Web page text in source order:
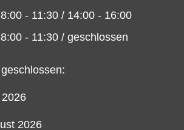
8:00 - 11:30 / 14:00 - 16:00
8:00 - 11:30 / geschlossen
2026